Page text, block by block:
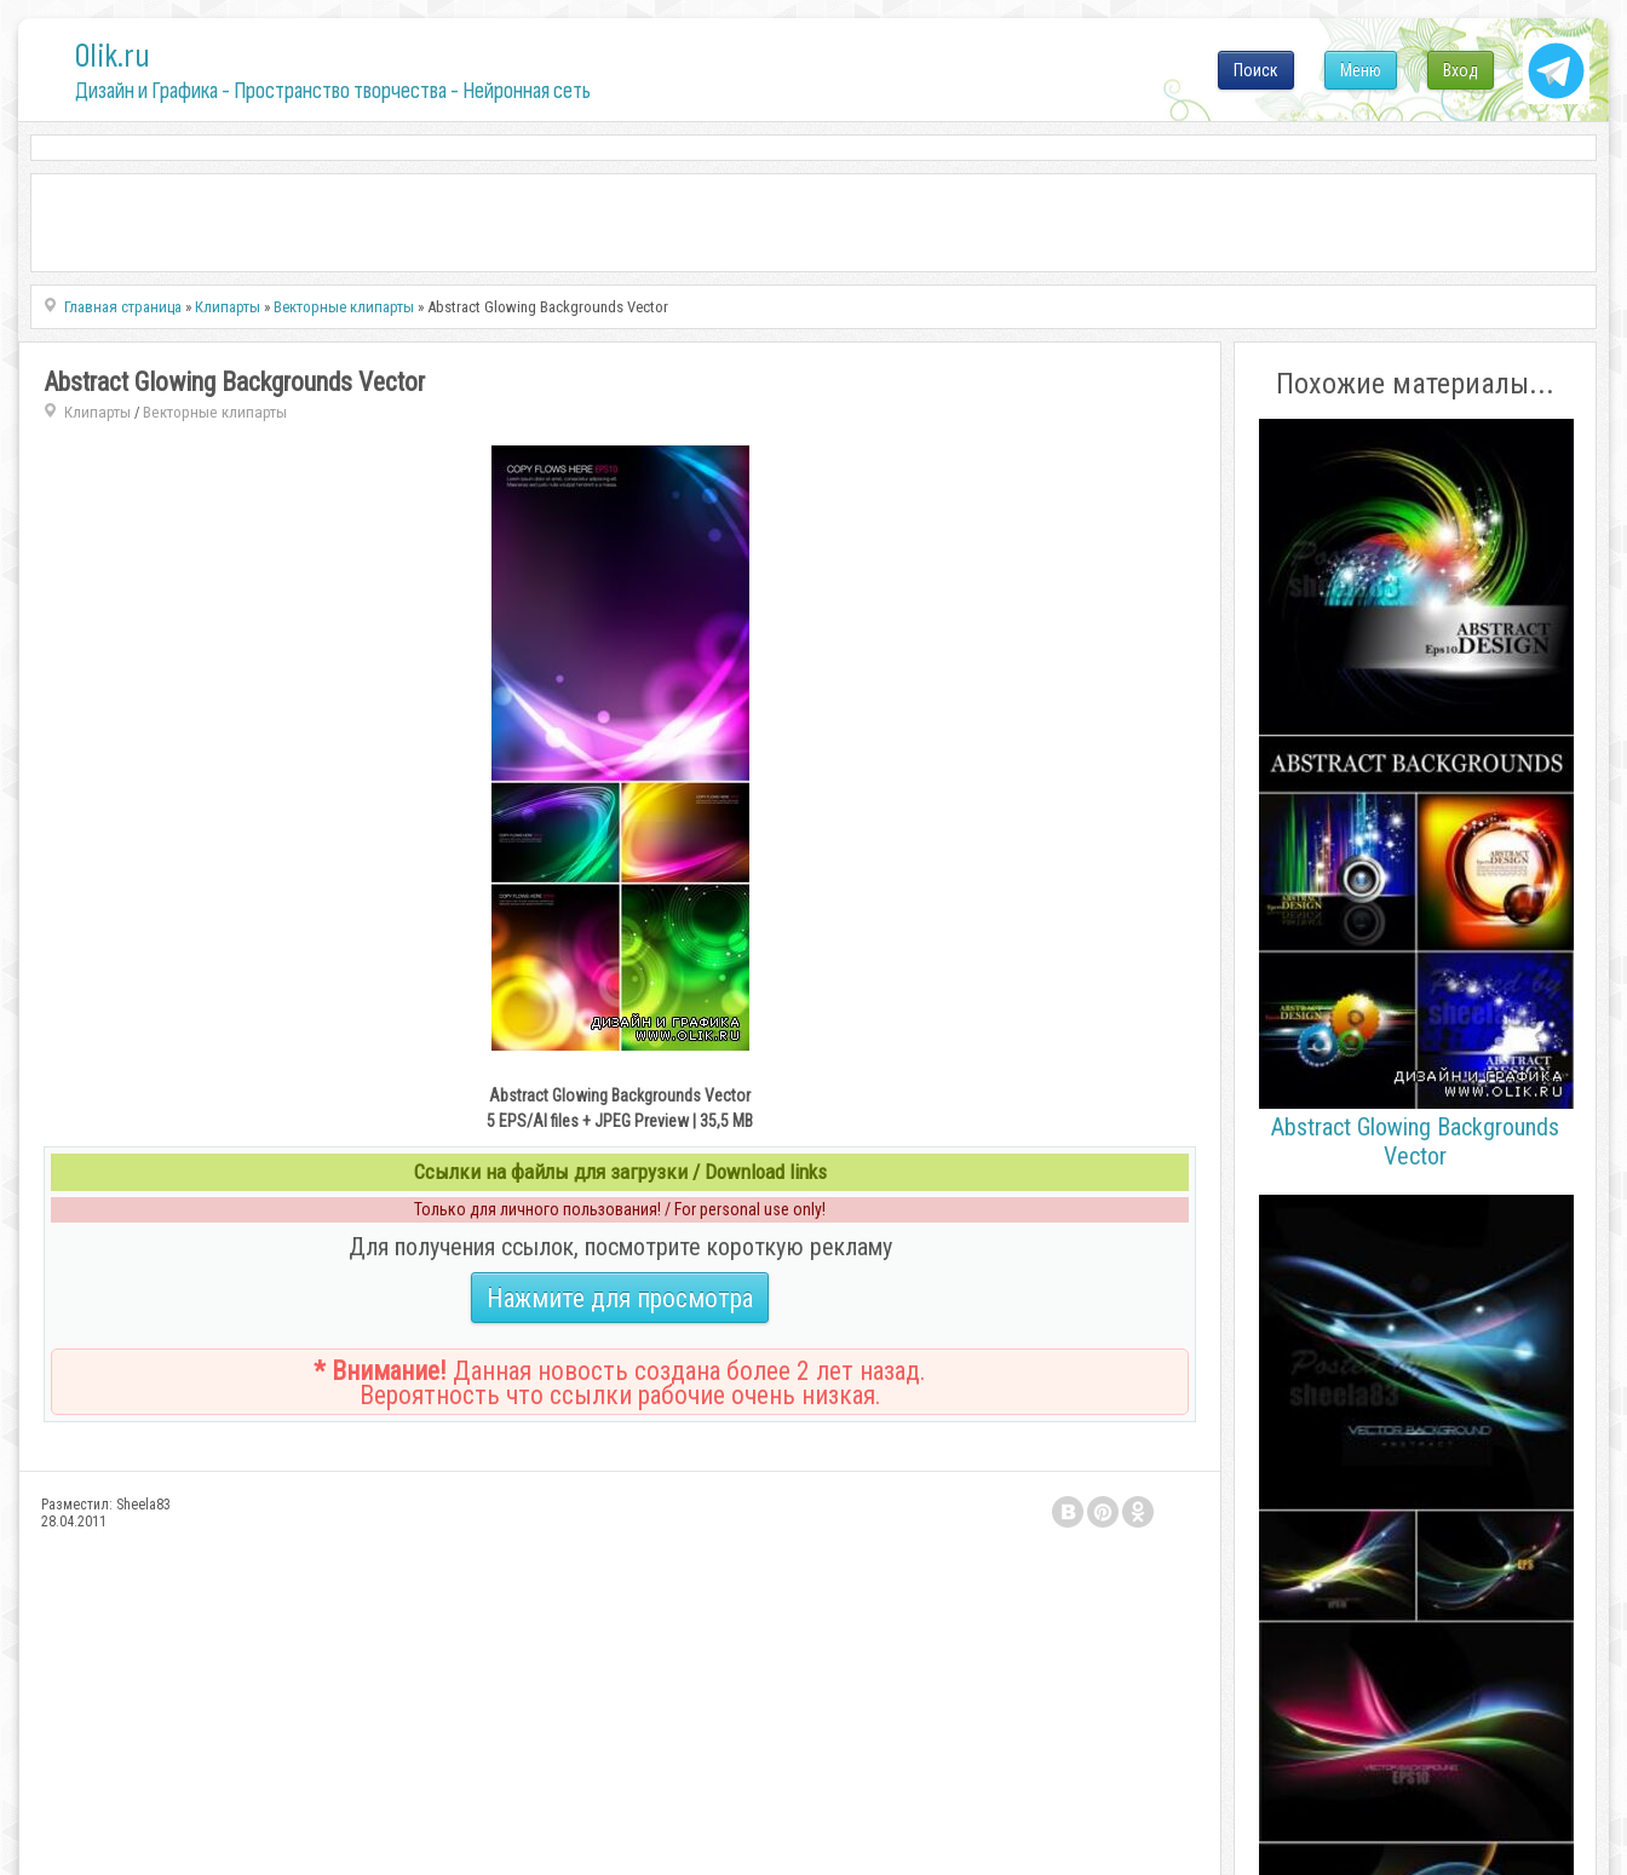
0lik.ru
Дизайн и Графика - Пространство творчества - Нейронная сеть
Вход
Меню
Поиск
Главная страница »Клипарты »Векторные клипарты » Abstract Glowing Backgrounds Vector
Abstract Glowing Backgrounds Vector
Клипарты / Векторные клипарты
Abstract Glowing Backgrounds Vector
5 EPS/AI files + JPEG Preview | 35,5 MB
Ссылки на файлы для загрузки / Download links
Только для личного пользования! / For personal use only!
Для получения ссылок, посмотрите короткую рекламу
Нажмите для просмотра
* Внимание! Данная новость создана более 2 лет назад.
Вероятность что ссылки рабочие очень низкая.
Разместил: Sheela83
28.04.2011
Похожие материалы...
Abstract Glowing Backgrounds
Vector